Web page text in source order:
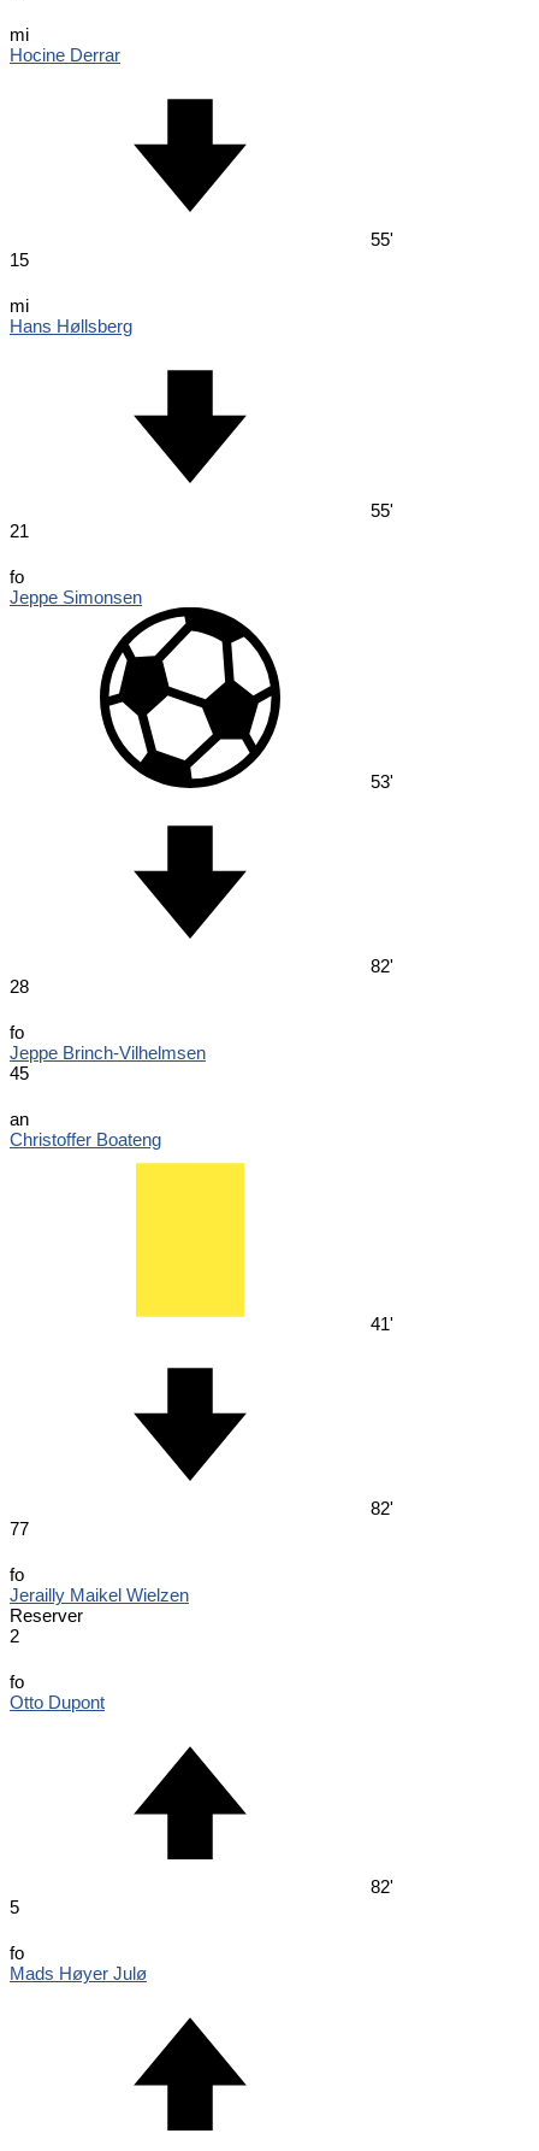
mi
Hocine Derrar
55'
15
mi
Hans Høllsberg
55'
21
fo
Jeppe Simonsen
53'
82'
28
fo
Jeppe Brinch-Vilhelmsen
45
an
Christoffer Boateng
41'
82'
77
fo
Jerailly Maikel Wielzen
Reserver
2
fo
Otto Dupont
82'
5
fo
Mads Høyer Julø